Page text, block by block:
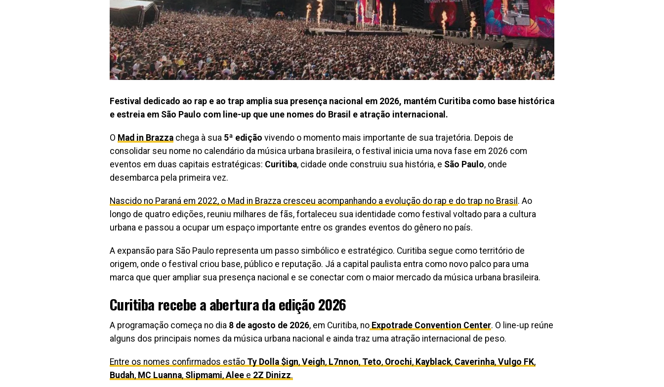
Festival dedicado ao rap e ao trap amplia sua presença nacional em 2026, mantém Curitiba como base histórica
e estreia em São Paulo com line-up que une nomes do Brasil e atração internacional.
O Mad in Brazza chega à sua 5ª edição vivendo o momento mais importante de sua trajetória. Depois de
consolidar seu nome no calendário da música urbana brasileira, o festival inicia uma nova fase em 2026 com
eventos em duas capitais estratégicas: Curitiba, cidade onde construiu sua história, e São Paulo, onde
desembarca pela primeira vez.
Nascido no Paraná em 2022, o Mad in Brazza cresceu acompanhando a evolução do rap e do trap no Brasil . Ao
longo de quatro edições, reuniu milhares de fãs, fortaleceu sua identidade como festival voltado para a cultura
urbana e passou a ocupar um espaço importante entre os grandes eventos do gênero no país.
A expansão para São Paulo representa um passo simbólico e estratégico. Curitiba segue como território de
origem, onde o festival criou base, público e reputação. Já a capital paulista entra como novo palco para uma
marca que quer ampliar sua presença nacional e se conectar com o maior mercado da música urbana brasileira.
Curitiba recebe a abertura da edição 2026
A programação começa no dia 8 de agosto de 2026, em Curitiba, no Expotrade Convention Center. O line-up reúne
alguns dos principais nomes da música urbana nacional e ainda traz uma atração internacional de peso.
Entre os nomes confirmados estão Ty Dolla $ign, Veigh, L7nnon, Teto, Orochi, Kayblack, Caverinha, Vulgo FK,
Budah, MC Luanna, Slipmami, Alee e 2Z Dinizz.